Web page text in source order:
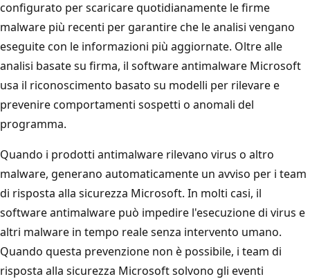
configurato per scaricare quotidianamente le firme
malware più recenti per garantire che le analisi vengano
eseguite con le informazioni più aggiornate. Oltre alle
analisi basate su firma, il software antimalware Microsoft
usa il riconoscimento basato su modelli per rilevare e
prevenire comportamenti sospetti o anomali del
programma.
Quando i prodotti antimalware rilevano virus o altro
malware, generano automaticamente un avviso per i team
di risposta alla sicurezza Microsoft. In molti casi, il
software antimalware può impedire l'esecuzione di virus e
altri malware in tempo reale senza intervento umano.
Quando questa prevenzione non è possibile, i team di
risposta alla sicurezza Microsoft solvono gli eventi